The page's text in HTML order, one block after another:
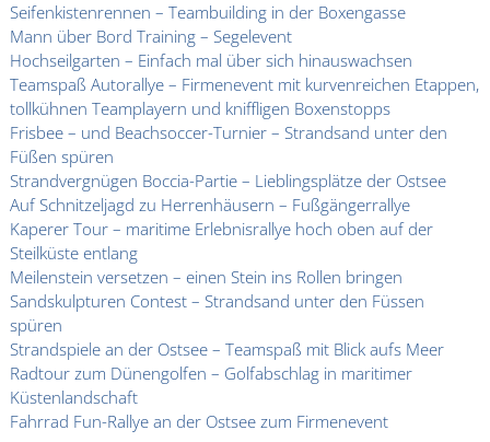
Seifenkistenrennen – Teambuilding in der Boxengasse
Mann über Bord Training – Segelevent
Hochseilgarten – Einfach mal über sich hinauswachsen
Teamspaß Autorallye – Firmenevent mit kurvenreichen Etappen,
tollkühnen Teamplayern und kniffligen Boxenstopps
Frisbee – und Beachsoccer-Turnier – Strandsand unter den
Füßen spüren
Strandvergnügen Boccia-Partie – Lieblingsplätze der Ostsee
Auf Schnitzeljagd zu Herrenhäusern – Fußgängerrallye
Kaperer Tour – maritime Erlebnisrallye hoch oben auf der
Steilküste entlang
Meilenstein versetzen – einen Stein ins Rollen bringen
Sandskulpturen Contest – Strandsand unter den Füssen
spüren
Strandspiele an der Ostsee – Teamspaß mit Blick aufs Meer
Radtour zum Dünengolfen – Golfabschlag in maritimer
Küstenlandschaft
Fahrrad Fun-Rallye an der Ostsee zum Firmenevent